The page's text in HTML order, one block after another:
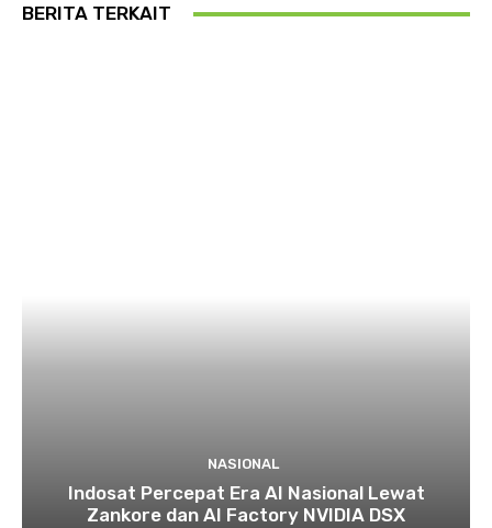
BERITA TERKAIT
NASIONAL
Indosat Percepat Era AI Nasional Lewat
Zankore dan AI Factory NVIDIA DSX